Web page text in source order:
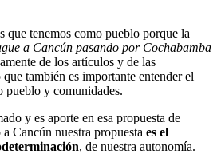
que tenemos como pueblo porque la
a Cancún pasando por Cochabamba
de los artículos y de las
también es importante entender el
pueblo y comunidades.
y es aporte en esa propuesta de
Cancún nuestra propuesta es el
, de nuestra autonomía.